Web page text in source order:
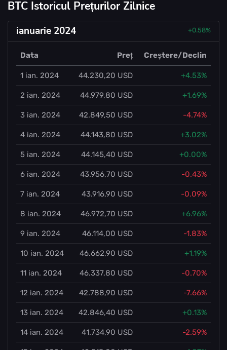
BTC Istoricul Prețurilor Zilnice
ianuarie 2024 +0.58%
Data Preț Creștere/Declin
1 ian. 2024 44.230,20 USD +4.53%
2 ian. 2024 44.979,80 USD +1.69%
3 ian. 2024 42.849,50 USD -4.74%
4 ian. 2024 44.143,80 USD +3.02%
5 ian. 2024 44.145,40 USD +0.00%
6 ian. 2024 43.956,70 USD -0.43%
7 ian. 2024 43.916,90 USD -0.09%
8 ian. 2024 46.972,70 USD +6.96%
9 ian. 2024 46.114,00 USD -1.83%
10 ian. 2024 46.662,90 USD +1.19%
11 ian. 2024 46.337,80 USD -0.70%
12 ian. 2024 42.788,90 USD -7.66%
13 ian. 2024 42.846,40 USD +0.13%
14 ian. 2024 41.734,90 USD -2.59%